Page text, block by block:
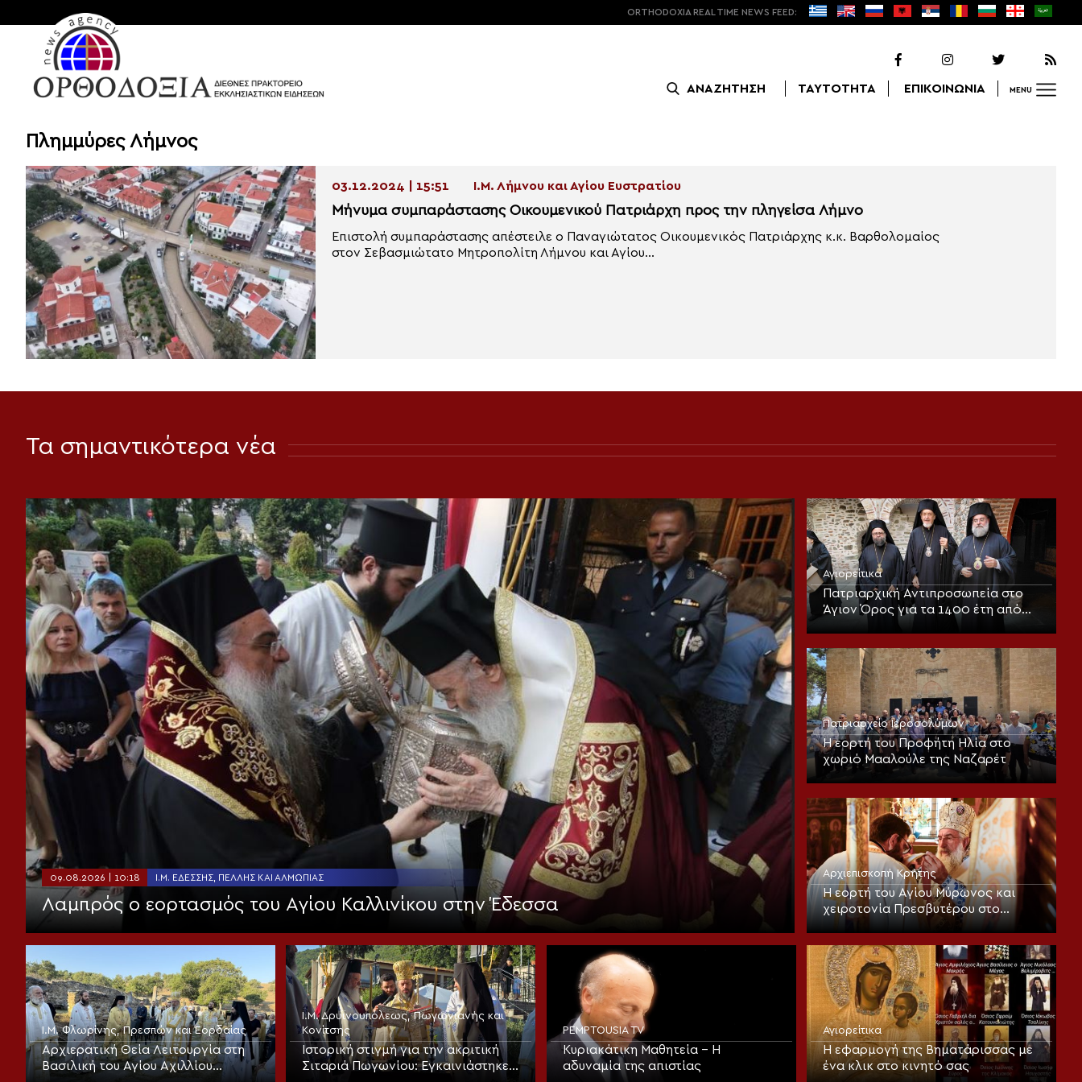
ORTHODOXIA REAL TIME NEWS FEED:
ΑΝΑΖΗΤΗΣΗ ΤΑΥΤΟΤΗΤΑ ΕΠΙΚΟΙΝΩΝΙΑ MENU
Πλημμύρες Λήμνος
03.12.2024 | 15:51 Ι.Μ. Λήμνου και Αγίου Ευστρατίου
Μήνυμα συμπαράστασης Οικουμενικού Πατριάρχη προς την πληγείσα Λήμνο
Επιστολή συμπαράστασης απέστειλε ο Παναγιώτατος Οικουμενικός Πατριάρχης κ.κ. Βαρθολομαίος
στον Σεβασμιώτατο Μητροπολίτη Λήμνου και Αγίου...
Τα σημαντικότερα νέα
09.08.2026 | 10:18 Ι.Μ. ΕΔΈΣΣΗΣ, ΠΈΛΛΗΣ ΚΑΙ ΑΛΜΩΠΊΑΣ
Λαμπρός ο εορτασμός του Αγίου Καλλινίκου στην Έδεσσα
Αγιορείτικα
Πατριαρχική Αντιπροσωπεία στο
Άγιον Όρος για τα 1400 έτη από
την πρώτη ψαλμώδηση του
Πατριαρχείο Ιεροσολύμων
Η εορτή του Προφήτη Ηλία στο
χωριό Μααλούλε της Ναζαρέτ
Αρχιεπισκοπή Κρήτης
Η εορτή του Αγίου Μύρωνος και
χειροτονία Πρεσβυτέρου στο
Ι.Μ. Φλωρίνης, Πρεσπών και Εορδαίας
Αρχιερατική Θεία Λειτουργία στη
Βασιλική του Αγίου Αχιλλίου
Ι.Μ. Δρυϊνουπόλεως, Πωγωνιανής και
Κονίτσης
Ιστορική στιγμή για την ακριτική
Σιταριά Πωγωνίου: Εγκαινιάστηκε
PEMPTOUSIA TV
Κυριακάτικη Μαθητεία – Η
αδυναμία της απιστίας
Αγιορείτικα
Η εφαρμογή της Βηματάρισσας με
ένα κλικ στο κινητό σας